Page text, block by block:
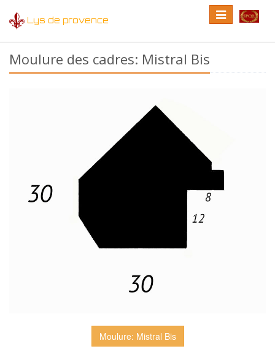
Lys de provence
Toggle
language
Toggle
navigation
Moulure des cadres: Mistral Bis
Moulure: Mistral Bis